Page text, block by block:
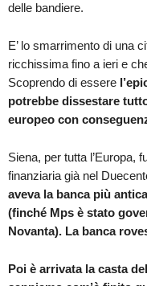
delle bandiere.
E’ lo smarrimento di una
ricchissima fino a ieri e
Scoprendo di essere
potrebbe dissestare
europeo con
Siena, per tutta l’Europa,
finanziaria già nel
aveva la banca più
(finché Mps è stato
Novanta). La banca
Poi è arrivata la casta